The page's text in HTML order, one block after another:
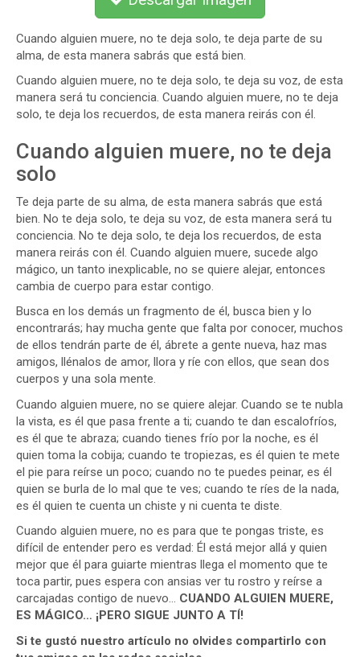
Cuando alguien muere, no te deja solo, te deja parte de su
alma, de esta manera sabrás que está bien.
Cuando alguien muere, no te deja solo, te deja su voz, de esta
manera será tu conciencia. Cuando alguien muere, no te deja
solo, te deja los recuerdos, de esta manera reirás con él.
Cuando alguien muere, no te deja
solo
Te deja parte de su alma, de esta manera sabrás que está
bien. No te deja solo, te deja su voz, de esta manera será tu
conciencia. No te deja solo, te deja los recuerdos, de esta
manera reirás con él. Cuando alguien muere, sucede algo
mágico, un tanto inexplicable, no se quiere alejar, entonces
cambia de cuerpo para estar contigo.
Busca en los demás un fragmento de él, busca bien y lo
encontrarás; hay mucha gente que falta por conocer, muchos
de ellos tendrán parte de él, ábrete a gente nueva, haz mas
amigos, llénalos de amor, llora y ríe con ellos, que sean dos
cuerpos y una sola mente.
Cuando alguien muere, no se quiere alejar. Cuando se te nubla
la vista, es él que pasa frente a ti; cuando te dan escalofríos,
es él que te abraza; cuando tienes frío por la noche, es él
quien toma la cobija; cuando te tropiezas, es él quien te mete
el pie para reírse un poco; cuando no te puedes peinar, es él
quien se burla de lo mal que te ves; cuando te ríes de la nada,
es él quien te cuenta un chiste y ni cuenta te diste.
Cuando alguien muere, no es para que te pongas triste, es
difícil de entender pero es verdad: Él está mejor allá y quien
mejor que él para guiarte mientras llega el momento que te
toca partir, pues espera con ansias ver tu rostro y reírse a
carcajadas contigo de nuevo… CUANDO ALGUIEN MUERE,
ES MÁGICO… ¡PERO SIGUE JUNTO A TÍ!
Si te gustó nuestro artículo no olvides compartirlo con